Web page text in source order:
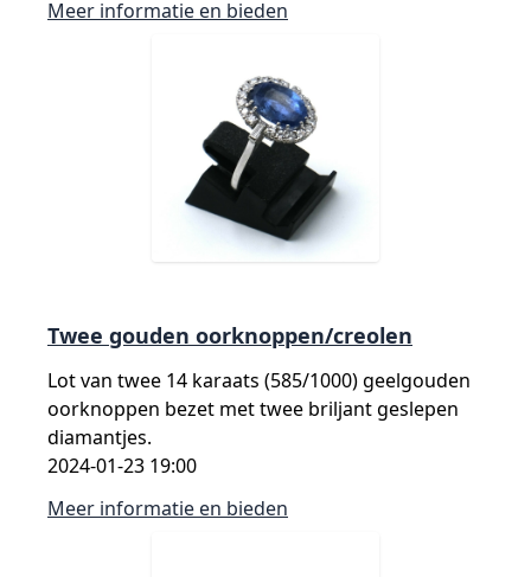
Meer informatie en bieden
Twee gouden oorknoppen/creolen
Lot van twee 14 karaats (585/1000) geelgouden
oorknoppen bezet met twee briljant geslepen
diamantjes.
2024-01-23 19:00
Meer informatie en bieden